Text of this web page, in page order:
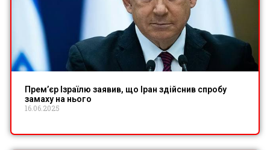
Прем’єр Ізраїлю заявив, що Іран здійснив спробу
замаху на нього
16.06.2025